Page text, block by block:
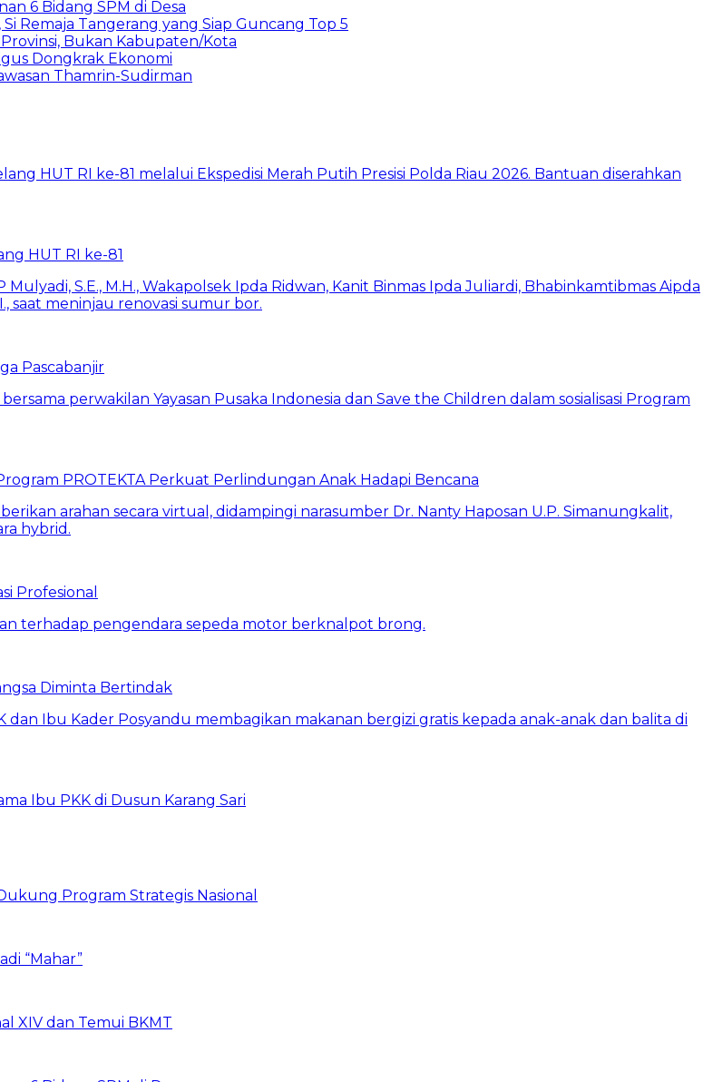
6 Bidang SPM di Desa
Remaja Tangerang yang Siap Guncang Top 5
Bukan Kabupaten/Kota
Dongkrak Ekonomi
Thamrin-Sudirman
HUT RI ke-81
Pascabanjir
PROTEKTA Perkuat Perlindungan Anak Hadapi Bencana
Profesional
Diminta Bertindak
Ibu PKK di Dusun Karang Sari
Program Strategis Nasional
“Mahar”
XIV dan Temui BKMT